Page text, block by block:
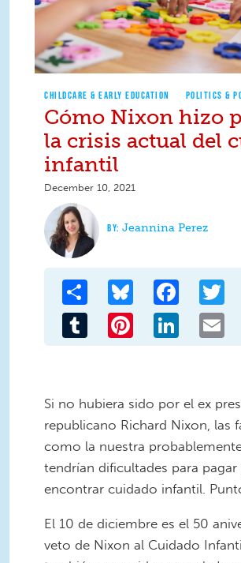
CHILDCARE & EARLY EDUCATION POLITICS &
Cómo Nixon hizo
la crisis actual del
infantil
December 10, 2021
Jeannina Perez
Share Bluesky Facebook
Tumblr Pinterest LinkedIn
Si no hubiera sido por el ex
republicano Richard Nixon, las
como la nuestra
tendrían dificultades para pagar
encontrar cuidado infantil.
El 10 de diciembre es el 50
veto de Nixon al Cuidado